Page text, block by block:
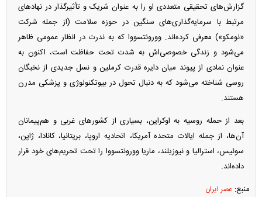
گزارش‌های تحقیقی متعددی او را به عنوان شریک و تأثیرگذار در نهادهای
مرتبط با سرمایه‌گذاری‌های سنگین در حوزه سلامت (از جمله شرکت
«نومکو») معرفی کرده‌اند. وورونتسووا که به ندرت در انظار عمومی ظاهر
می‌شود و زندگی خصوصی‌اش به شدت تحت حفاظت است، اکنون به
عنوان نمادی از پیوند میان دایره قدرت کرملین و نسل جدیدی از نخبگان
روسی شناخته می‌شود که به دنبال تحول در بیوتکنولوژی و پزشکی مدرن
هستند.
بعد از حمله روسیه به اوکراین، بسیاری از کشورهای غربی و هم‌پیمانان
آن‌ها، از جمله ایالات متحده آمریکا، اتحادیه اروپا، بریتانیا، کانادا، ژاپن،
سوئیس، استرالیا و نیوزیلند، ماریا وورونتسووا را تحت تحریم‌های خود قرار
داده‌اند.
منبع: عصر ایران